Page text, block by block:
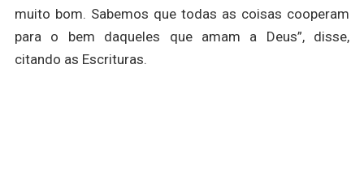
muito bom. Sabemos que todas as coisas cooperam
para o bem daqueles que amam a Deus”, disse,
citando as Escrituras.